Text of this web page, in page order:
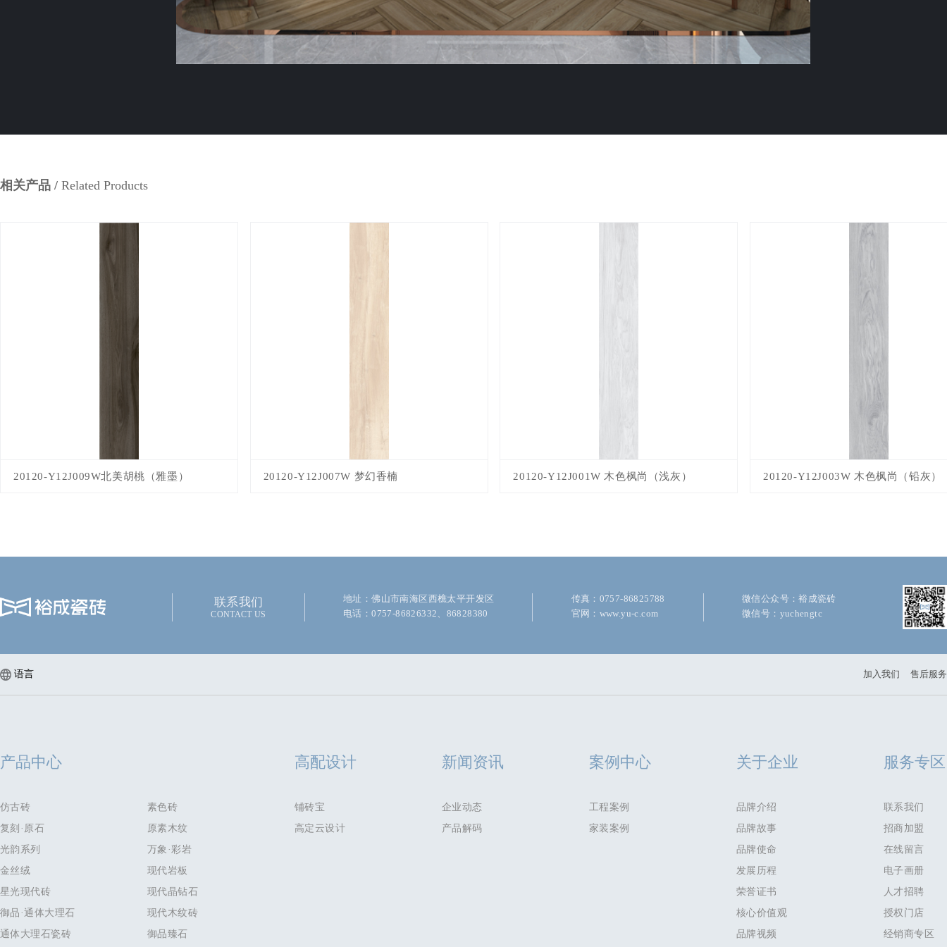
相关产品 / Related Products
20120-Y12J009W北美胡桃（雅墨） 20120-Y12J007W 梦幻香楠 20120-Y12J001W 木色枫尚（浅灰） 20120-Y12J003W 木色枫尚（铅灰）
联系我们
CONTACT US
地址：佛山市南海区西樵太平开发区
电话：0757-86826332、86828380
传真：0757-86825788
官网：www.yu-c.com
微信公众号：裕成瓷砖
微信号：yuchengtc
语言 加入我们 售后服务
产品中心
仿古砖
素色砖
复刻·原石
原素木纹
光韵系列
万象·彩岩
金丝绒
现代岩板
星光现代砖
现代晶钻石
御品·通体大理石
现代木纹砖
通体大理石瓷砖
御品臻石
高配设计
铺砖宝
高定云设计
新闻资讯
企业动态
产品解码
案例中心
工程案例
家装案例
关于企业
品牌介绍
品牌故事
品牌使命
发展历程
荣誉证书
核心价值观
品牌视频
服务专区
联系我们
招商加盟
在线留言
电子画册
人才招聘
授权门店
经销商专区